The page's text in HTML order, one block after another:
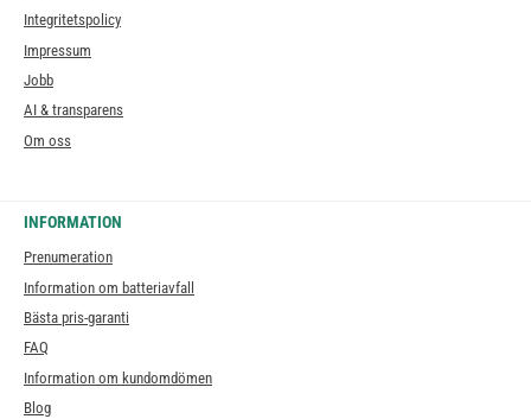
Integritetspolicy
Impressum
Jobb
AI & transparens
Om oss
INFORMATION
Prenumeration
Information om batteriavfall
Bästa pris-garanti
FAQ
Information om kundomdömen
Blog